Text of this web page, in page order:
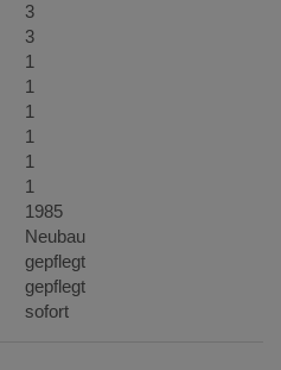
3
3
1
1
1
1
1
1
1985
Neubau
gepflegt
gepflegt
sofort